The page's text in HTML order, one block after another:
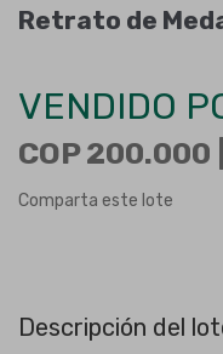
Retrato de
VENDIDO
COP 200.000 |
Comparta este lote
Descripción del